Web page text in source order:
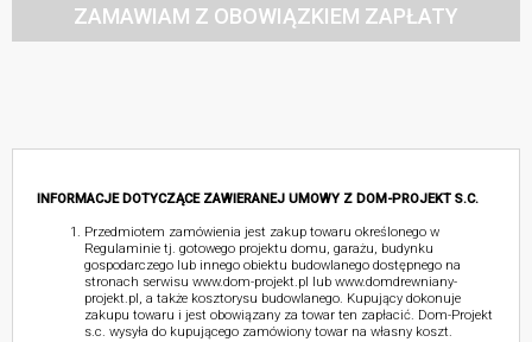
ZAMAWIAM Z OBOWIĄZKIEM ZAPŁATY
INFORMACJE DOTYCZĄCE ZAWIERANEJ UMOWY Z DOM-PROJEKT S.C.
Przedmiotem zamówienia jest zakup towaru określonego w
Regulaminie tj. gotowego projektu domu, garażu, budynku
gospodarczego lub innego obiektu budowlanego dostępnego na
stronach serwisu www.dom-projekt.pl lub www.domdrewniany-
projekt.pl, a także kosztorysu budowlanego. Kupujący dokonuje
zakupu towaru i jest obowiązany za towar ten zapłacić. Dom-Projekt
s.c. wysyła do kupującego zamówiony towar na własny koszt.